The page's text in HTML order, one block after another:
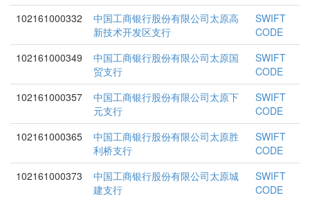
102161000332
中国工商银行股份有限公司太原高
新技术开发区支行
SWIFT
CODE
102161000349
中国工商银行股份有限公司太原国
贸支行
SWIFT
CODE
102161000357
中国工商银行股份有限公司太原下
元支行
SWIFT
CODE
102161000365
中国工商银行股份有限公司太原胜
利桥支行
SWIFT
CODE
102161000373
中国工商银行股份有限公司太原城
建支行
SWIFT
CODE